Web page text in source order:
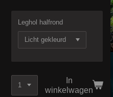
Leghol halfrond
In
winkelwagen